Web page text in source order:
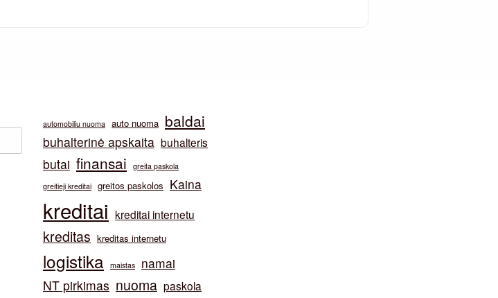
automobiliu nuoma auto nuoma baldai
buhalterinė apskaita buhalteris
butai finansai
greita paskola
greitieji kreditai greitos paskolos Kaina
kreditai kreditai internetu
kreditas kreditas internetu
logistika maistas
namai
NT pirkimas nuoma paskola